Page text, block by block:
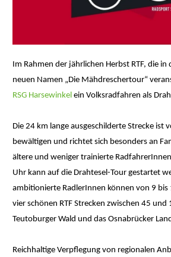
Im Rahmen der jährlichen Herbst RTF, die in
neuen Namen „Die Mähdreschertour“
RSG Harsewinkel ein Volksradfahren als
Die 24 km lange ausgeschilderte Strecke ist
bewältigen und richtet sich besonders an
ältere und weniger trainierte
Uhr kann auf die Drahtesel-Tour gestartet
ambitionierte RadlerInnen können von 9 bis
vier schönen RTF Strecken zwischen 45
Teutoburger Wald und das Osnabrücker
Reichhaltige Verpflegung von regionalen